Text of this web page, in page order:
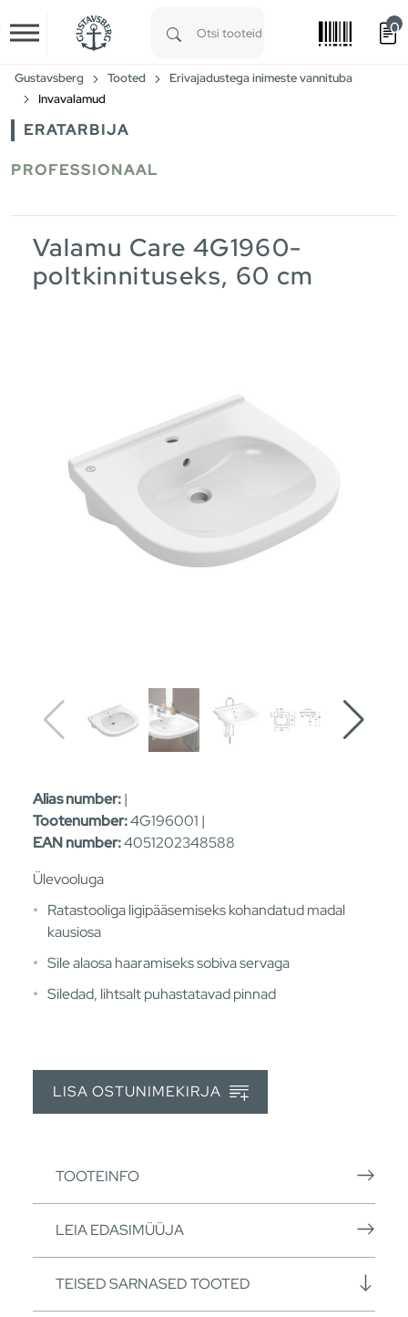
Skip to main content
0
Gustavsberg Tooted
Erivajadustega inimeste vannituba
Invavalamud
ERATARBIJA
PROFESSIONAAL
Valamu Care 4G1960-
poltkinnituseks, 60 cm
Alias number:|
Tootenumber:4G196001 |
EAN number:4051202348588
Ülevooluga
Ratastooliga ligipääsemiseks kohandatud madal
kausiosa
Sile alaosa haaramiseks sobiva servaga
Siledad, lihtsalt puhastatavad pinnad
LISA OSTUNIMEKIRJA
TOOTEINFO
LEIA EDASIMÜÜJA
TEISED SARNASED TOOTED